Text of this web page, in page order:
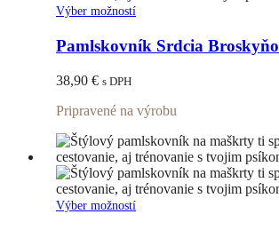
Výber možnostíTento
má
viacero
si
môžete
vybrať
na
stránke
produktu.
Pamlskovník Srdcia
38,90 € s DPH
Pripravené na výrobu
Výber možnostíTento